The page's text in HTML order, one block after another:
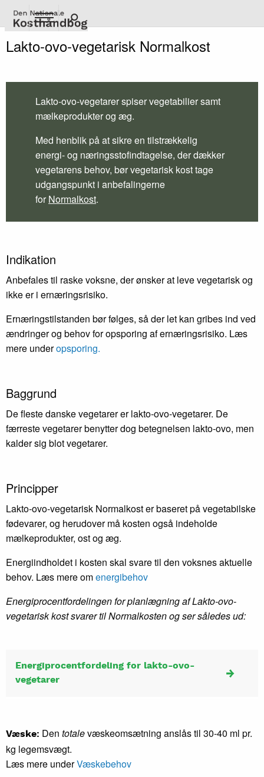
hovedindhold
Lakto-ovo-vegetarisk Normalkost
Lakto-ovo-vegetarer spiser vegetabilier samt
mælkeprodukter og æg.
Med henblik på at sikre en tilstrækkelig
energi- og næringsstofindtagelse, der dækker
vegetarens behov, bør vegetarisk kost tage
udgangspunkt i anbefalingerne
for Normalkost.
Indikation
Anbefales til raske voksne, der ønsker at leve vegetarisk og
ikke er i ernæringsrisiko.
Ernæringstilstanden bør følges, så der let kan gribes ind ved
ændringer og behov for opsporing af ernæringsrisiko. Læs
mere underopsporing.
Baggrund
De fleste danske vegetarer er lakto-ovo-vegetarer. De
færreste vegetarer benytter dog betegnelsen lakto-ovo, men
kalder sig blot vegetarer.
Principper
Lakto-ovo-vegetarisk Normalkost er baseret på vegetabilske
fødevarer, og herudover må kosten også indeholde
mælkeprodukter, ost og æg.
Energiindholdet i kosten skal svare til den voksnes aktuelle
behov. Læs mere omenergibehov
Energiprocentfordelingen for planlægning af Lakto-ovo-
vegetarisk kost svarer til Normalkosten og ser således ud:
Energiprocentfordeling for lakto-ovo-
vegetarer
Væske: Den totalevæskeomsætning anslås til 30-40 ml pr.
kg legemsvægt.
Læs mere underVæskebehov